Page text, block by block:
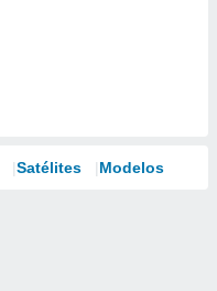
Satélites Modelos